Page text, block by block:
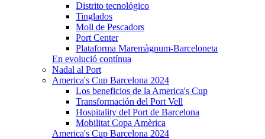
Distrito tecnológico
Tinglados
Moll de Pescadors
Port Center
Plataforma Maremàgnum-Barceloneta
En evolució contínua
Nadal al Port
America's Cup Barcelona 2024
Los beneficios de la America's Cup
Transformación del Port Vell
Hospitality del Port de Barcelona
Mobilitat Copa Amèrica
America's Cup Barcelona 2024